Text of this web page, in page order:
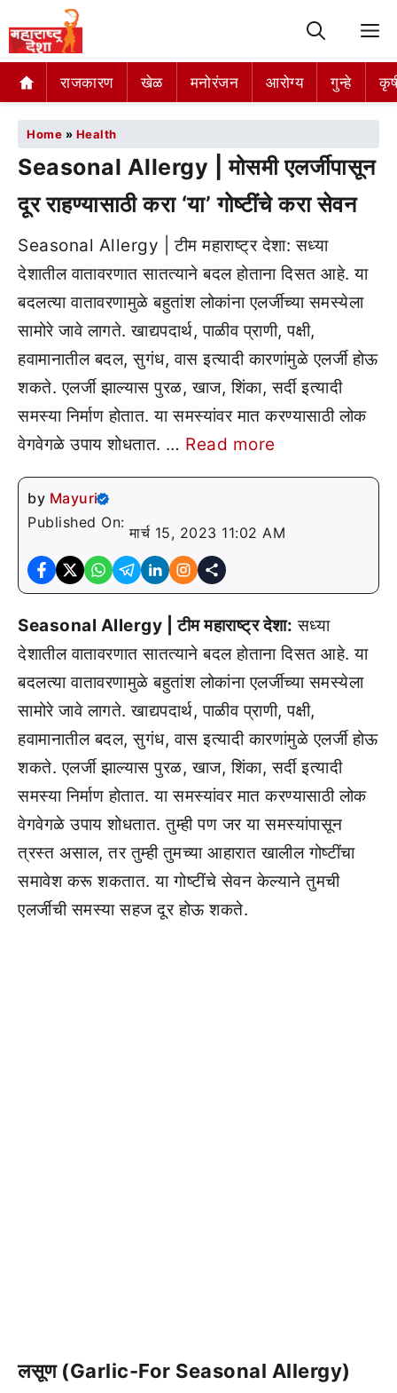
राजकारण खेळ मनोरंजन आरोग्य गुन्हे
Home » Health
Seasonal Allergy | मोसमी एलर्जीपासून
दूर राहण्यासाठी करा ‘या’ गोष्टींचे करा सेवन
Seasonal Allergy | टीम महाराष्ट्र देशा: सध्या
देशातील वातावरणात सातत्याने बदल होताना दिसत आहे. या
बदलत्या वातावरणामुळे बहुतांश लोकांना एलर्जीच्या समस्येला
सामोरे जावे लागते. खाद्यपदार्थ, पाळीव प्राणी, पक्षी,
हवामानातील बदल, सुगंध, वास इत्यादी कारणांमुळे एलर्जी होऊ
शकते. एलर्जी झाल्यास पुरळ, खाज, शिंका, सर्दी इत्यादी
समस्या निर्माण होतात. या समस्यांवर मात करण्यासाठी लोक
वेगवेगळे उपाय शोधतात. … Read more
by Mayuri
Published On:
मार्च 15, 2023 11:02 AM
Seasonal Allergy | टीम महाराष्ट्र देशा: सध्या
देशातील वातावरणात सातत्याने बदल होताना दिसत आहे. या
बदलत्या वातावरणामुळे बहुतांश लोकांना एलर्जीच्या समस्येला
सामोरे जावे लागते. खाद्यपदार्थ, पाळीव प्राणी, पक्षी,
हवामानातील बदल, सुगंध, वास इत्यादी कारणांमुळे एलर्जी होऊ
शकते. एलर्जी झाल्यास पुरळ, खाज, शिंका, सर्दी इत्यादी
समस्या निर्माण होतात. या समस्यांवर मात करण्यासाठी लोक
वेगवेगळे उपाय शोधतात. तुम्ही पण जर या समस्यांपासून
त्रस्त असाल, तर तुम्ही तुमच्या आहारात खालील गोष्टींचा
समावेश करू शकतात. या गोष्टींचे सेवन केल्याने तुमची
एलर्जीची समस्या सहज दूर होऊ शकते.
लसूण (Garlic-For Seasonal Allergy)